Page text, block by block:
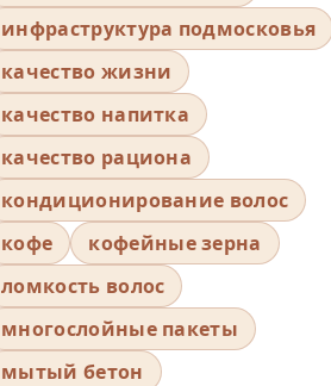
инфраструктура подмосковья
качество жизни
качество напитка
качество рациона
кондиционирование волос
кофе
кофейные зерна
ломкость волос
многослойные пакеты
мытый бетон